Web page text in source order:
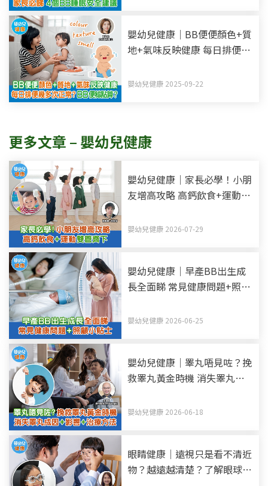
嬰幼兒健康｜BB便便顏色+質
地+氣味反映健康 每日排便幾
嬰幼兒健康 2025-09-22
更多文章 – 嬰幼兒健康
嬰幼兒健康｜家長必學！小朋
友增高攻略 高鈣飲食+運動雙
嬰幼兒健康 2026-07-29
嬰幼兒健康｜早產BB出生成
長全面睇 常見健康問題+照顧
嬰幼兒健康 2026-06-25
嬰幼兒健康｜睪丸唔見咗？挽
救睪丸黃金時機 消失睪丸—
嬰幼兒健康 2026-06-18
眼睛健康｜遠視只是看不清近
物？越遠越清楚？了解眼球構